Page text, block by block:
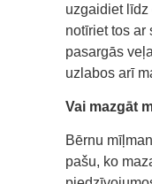
uzgaidiet
notīriet tos ar
pasargās
uzlabos arī
Vai mazgāt
Bērnu
pašu, ko